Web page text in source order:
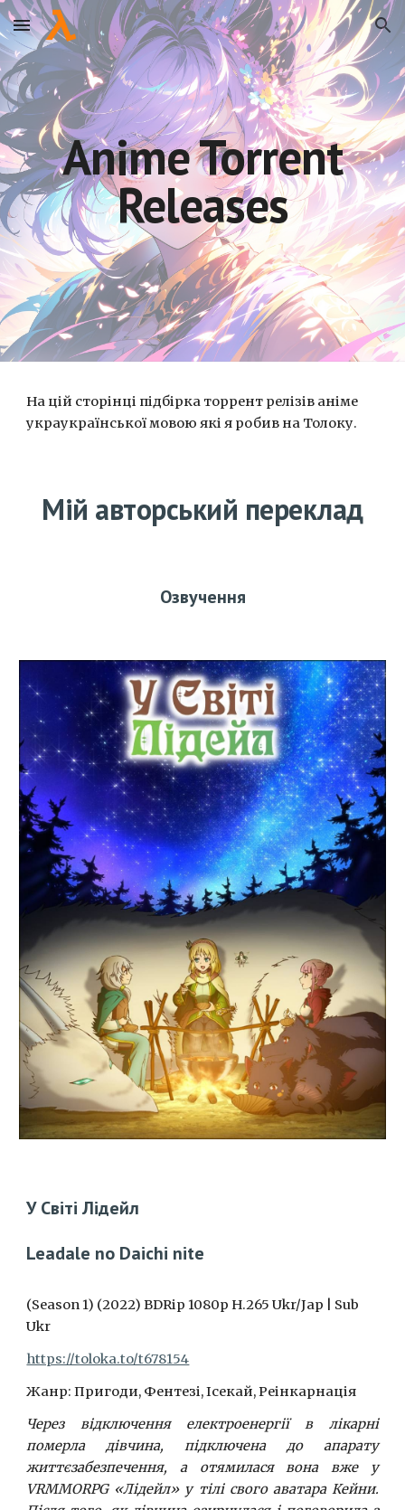
Skip to main content Skip to navigation
Anime Torrent
Releases
На цій сторінці підбірка торрент релізів аніме
украукраїнської мовою які я робив на Толоку.
Мій авторський переклад
Озвучення
У Світі Лідейл
Leadale no Daichi nite
(Season 1) (2022) BDRip 1080p H.265 Ukr/Jap | Sub
Ukr
https://toloka.to/t678154
Жанр: Пригоди, Фентезі, Ісекай, Реінкарнація
Через відключення електроенергії в лікарні
померла дівчина, підключена до апарату
життєзабезпечення, а отямилася вона вже у
VRMMORPG «Лідейл» у тілі свого аватара Кейни.